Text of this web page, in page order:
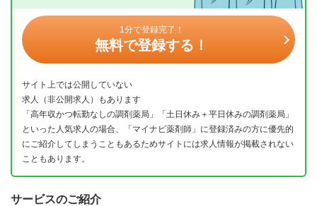
1分で登録完了！
無料で登録する！
サイト上では公開していない
求人（非公開求人）もあります
「高年収かつ転勤なしの調剤薬局」「土日休み＋平日休みの調剤薬局」
といった人気求人の場合、「マイナビ薬剤師」に登録済みの方に優先的
にご紹介してしまうこともあるためサイトには求人情報が掲載されない
こともあります。
サービスのご紹介